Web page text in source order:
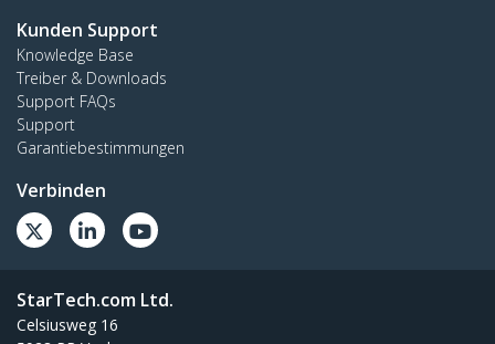
Kunden Support
Knowledge Base
Treiber & Downloads
Support FAQs
Support
Garantiebestimmungen
Verbinden
StarTech.com Ltd.
Celsiusweg 16